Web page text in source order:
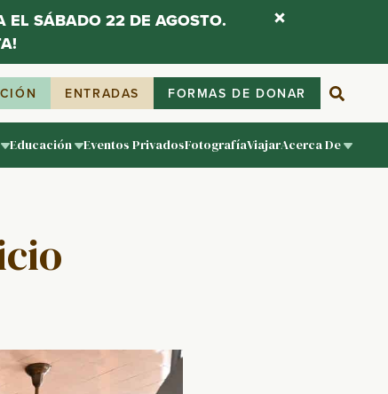
ENTRADAS FORMAS DE DONAR
Educación Eventos PrivadosFotografíaViajarAcerca De
EL SÁBADO 22 DE AGOSTO.